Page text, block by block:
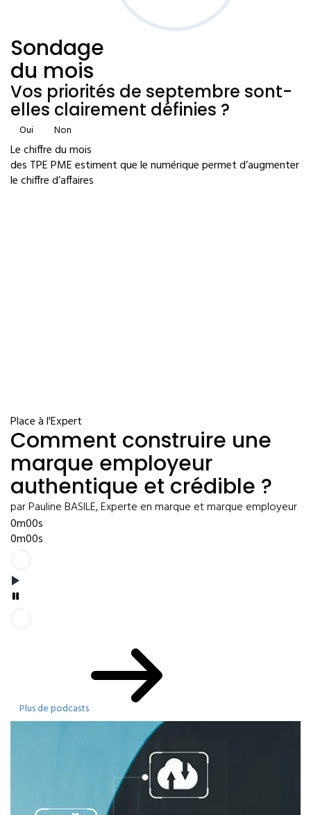
Sondage
du mois
Vos priorités de septembre sont-
elles clairement définies ?
Oui Non
Le chiffre du mois
des TPE PME estiment que le numérique permet d’augmenter
le chiffre d’affaires
Place à l'Expert
Comment construire une
marque employeur
authentique et crédible ?
par Pauline BASILE, Experte en marque et marque employeur
0m00s
0m00s
Plus de podcasts